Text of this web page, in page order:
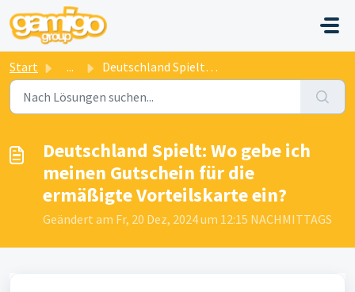
Zum hauptsächlichen Inhalt gehen
Start ... Deutschland Spielt: Wo gebe ich meinen Gutschein für die ...
Deutschland Spielt: Wo gebe ich
meinen Gutschein für die
ermäßigte Vorteilskarte ein?
Geändert am Fr, 20 Dez, 2024 um 12:15 NACHMITTAGS